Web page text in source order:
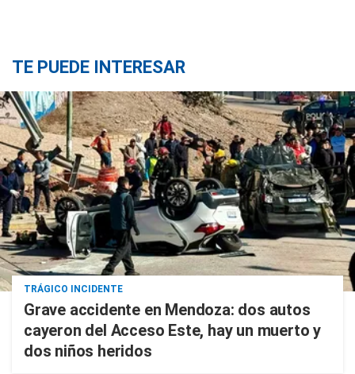
TE PUEDE INTERESAR
TRÁGICO INCIDENTE
Grave accidente en Mendoza: dos autos
cayeron del Acceso Este, hay un muerto y
dos niños heridos